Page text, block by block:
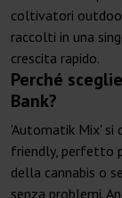
coltivatori
raccolti in una
crescita rapido.
Perché
Bank?
'Automatik Mix' si
friendly, perfetto
della cannabis o
senza problemi.